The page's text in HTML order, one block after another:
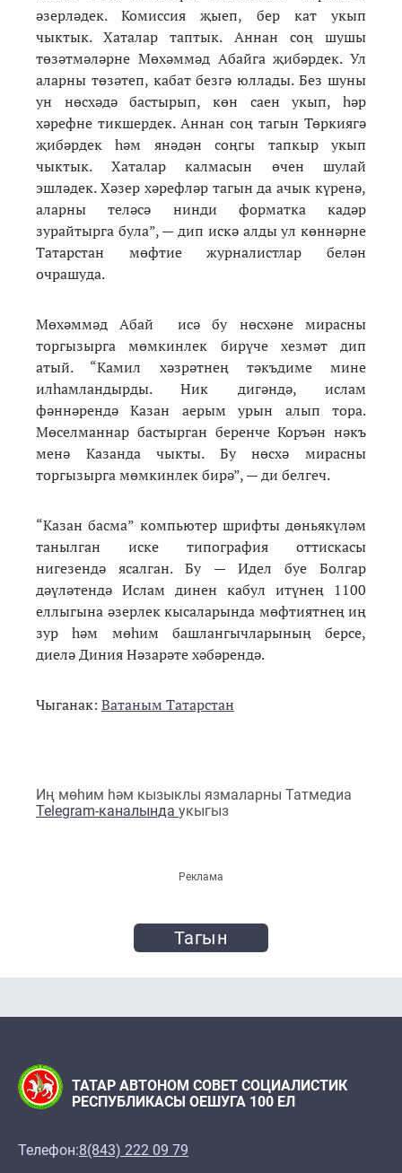
әзерләдек. Комиссия җыеп, бер кат укып
чыктык. Хаталар таптык. Аннан соң шушы
төзәтмәләрне Мөхәммәд Абайга җибәрдек. Ул
аларны төзәтеп, кабат безгә юллады. Без шуны
ун нөсхәдә бастырып, көн саен укып, һәр
хәрефне тикшердек. Аннан соң тагын Төркиягә
җибәрдек һәм янәдән соңгы тапкыр укып
чыктык. Хаталар калмасын өчен шулай
эшләдек. Хәзер хәрефләр тагын да ачык күренә,
аларны теләсә нинди форматка кадәр
зурайтырга була”, — дип искә алды ул көннәрне
Татарстан мөфтие журналистлар белән
очрашуда.
Мөхәммәд Абай исә бу нөсхәне мирасны
торгызырга мөмкинлек бирүче хезмәт дип
атый. “Камил хәзрәтнең тәкъдиме мине
илһамландырды. Ник дигәндә, ислам
фәннәрендә Казан аерым урын алып тора.
Мөселманнар бастырган беренче Коръән нәкъ
менә Казанда чыкты. Бу нөсхә мирасны
торгызырга мөмкинлек бирә”, — ди белгеч.
“Казан басма” компьютер шрифты дөньякүләм
танылган иске типография оттискасы
нигезендә ясалган. Бу — Идел буе Болгар
дәүләтендә Ислам динен кабул итүнең 1100
еллыгына әзерлек кысаларында мөфтиятнең иң
зур һәм мөһим башлангычларының берсе,
диелә Диния Нәзарәте хәбәрендә.
Чыганак: Ватаным Татарстан
Иң мөһим һәм кызыклы язмаларны Татмедиа
Telegram-каналында укыгыз
Реклама
Тагын
ТАТАР АВТОНОМ СОВЕТ СОЦИАЛИСТИК
РЕСПУБЛИКАСЫ ОЕШУГА 100 ЕЛ
Телефон:8(843) 222 09 79